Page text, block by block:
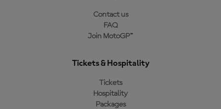
Contact us
FAQ
Join MotoGP™
Tickets & Hospitality
Tickets
Hospitality
Packages